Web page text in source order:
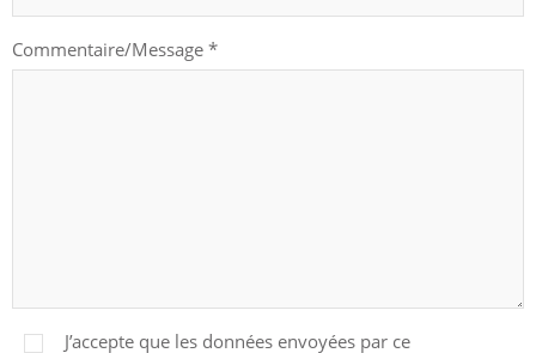
Commentaire/Message *
J’accepte que les données envoyées par ce